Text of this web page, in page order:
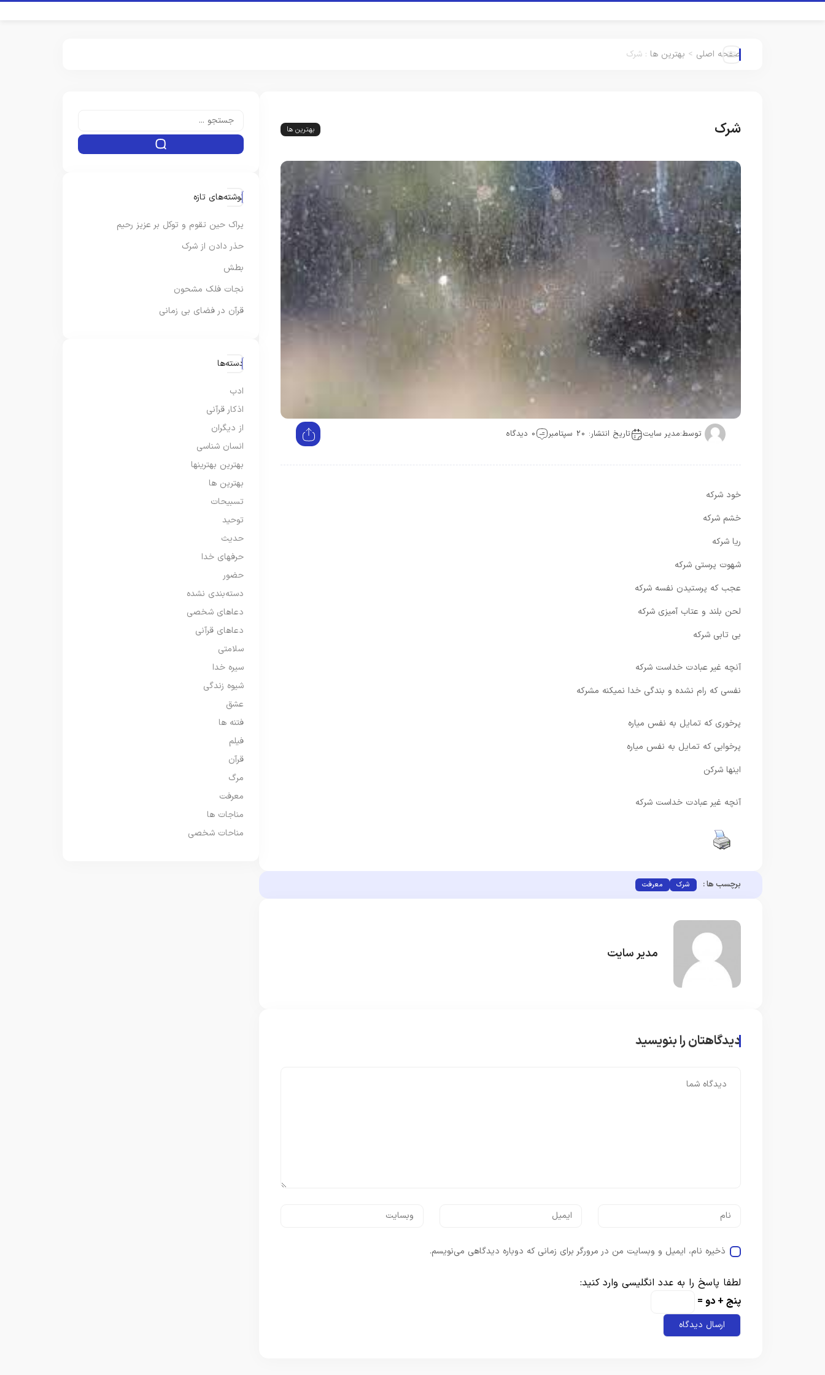
صفحه اصلی > بهترین ها : شرک
شرک بهترین ها
توسط:مدیر سایت تاریخ انتشار: 20 سپتامبر 0 دیدگاه
خود شرکه
خشم شرکه
ریا شرکه
شهوت پرستی شرکه
عجب که پرستیدن نفسه شرکه
لحن بلند و عتاب آمیزی شرکه
بی تابی شرکه
آنچه غیر عبادت خداست شرکه
نفسی که رام نشده و بندگی خدا نمیکنه مشرکه
پرخوری که تمایل به نفس میاره
پرخوابی که تمایل به نفس میاره
اینها شرکن
آنچه غیر عبادت خداست شرکه
برچسب ها : شرک معرفت
مدیر سایت
دیدگاهتان را بنویسید
ذخیره نام، ایمیل و وبسایت من در مرورگر برای زمانی که دوباره دیدگاهی می‌نویسم.
لطفا پاسخ را به عدد انگلیسی وارد کنید:
پنج + دو =
نوشته‌های تازه
یراک حین تقوم و توکل بر عزیز رحیم
حذر دادن از شرک
بطش
نجات فلک مشحون
قرآن در فضای بی زمانی
دسته‌ها
ادب
اذکار قرآنی
از دیگران
انسان شناسی
بهترین بهترینها
بهترین ها
تسبیحات
توحید
حدیث
حرفهای خدا
حضور
دسته‌بندی نشده
دعاهای شخصی
دعاهای قرآنی
سلامتی
سیره خدا
شیوه زندگی
عشق
فتنه ها
فیلم
قرآن
مرگ
معرفت
مناجات ها
مناحات شخصی